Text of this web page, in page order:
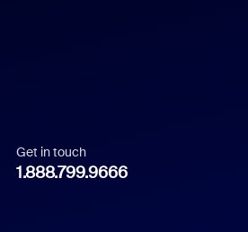
Italian
Get in touch
1.888.799.9666